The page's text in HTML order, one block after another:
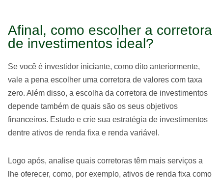
Afinal, como escolher a corretora
de investimentos ideal?
Se você é investidor iniciante, como dito anteriormente,
vale a pena escolher uma corretora de valores com taxa
zero. Além disso, a escolha da corretora de investimentos
depende também de quais são os seus objetivos
financeiros. Estudo e crie sua estratégia de investimentos
dentre ativos de renda fixa e renda variável.
Logo após, analise quais corretoras têm mais serviços a
lhe oferecer, como, por exemplo, ativos de renda fixa como